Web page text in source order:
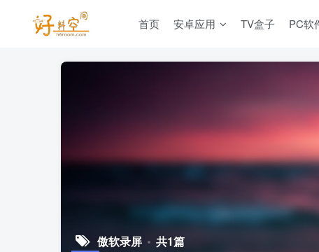
首页 安卓应用 TV盒子 PC软
傲软录屏 共1篇